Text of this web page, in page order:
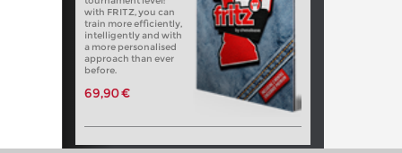
with FRITZ, you can
train more efficiently,
intelligently and with
a more personalised
approach than ever
before.
69,90 €